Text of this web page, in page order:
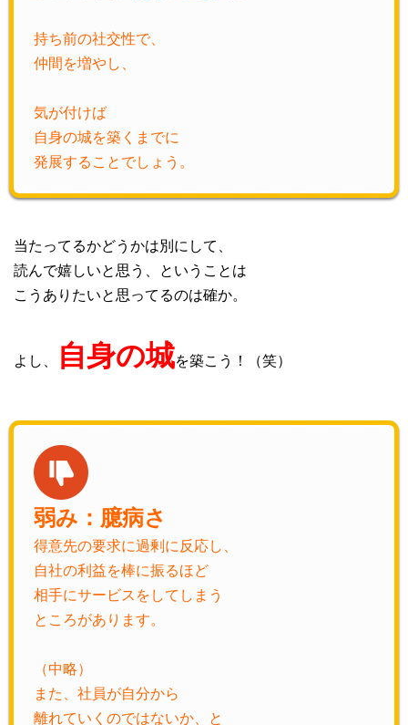
持ち前の社交性で、
仲間を増やし、
気が付けば
自身の城を築くまでに
発展することでしょう。
当たってるかどうかは別にして、
読んで嬉しいと思う、ということは
こうありたいと思ってるのは確か。
よし、 自身の城を築こう！（笑）
弱み：臆病さ
得意先の要求に過剰に反応し、
自社の利益を棒に振るほど
相手にサービスをしてしまう
ところがあります。
（中略）
また、社員が自分から
離れていくのではないか、と